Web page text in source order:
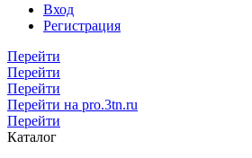
Вход
Регистрация
Перейти
Перейти
Перейти
Перейти на pro.3tn.ru
Перейти
Каталог